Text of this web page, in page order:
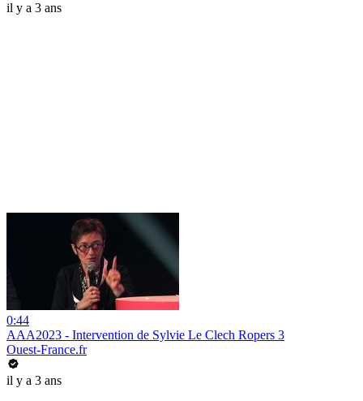
il y a 3 ans
0:44
AAA2023 - Intervention de Sylvie Le Clech Ropers 3
Ouest-France.fr
il y a 3 ans